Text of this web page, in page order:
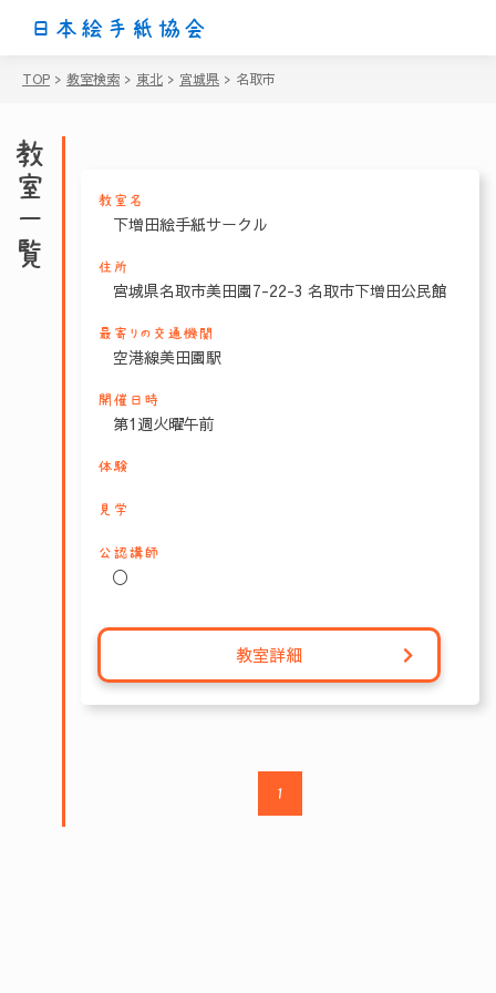
日本絵手紙協会
TOP > 教室検索 > 東北 > 宮城県 > 名取市
教室一覧 教室名
下増田絵手紙サークル
住所
宮城県名取市美田園7-22-3 名取市下増田公民館
最寄りの交通機関
空港線美田園駅
開催日時
第1週火曜午前
体験
見学
公認講師
〇
教室詳細
1